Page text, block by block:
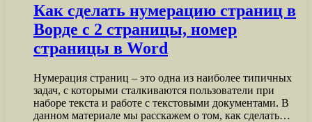
Как сделать нумерацию страниц в
Ворде с 2 страницы, номер
страницы в Word
Нумерация страниц – это одна из наиболее типичных
задач, с которыми сталкиваются пользователи при
наборе текста и работе с текстовыми документами. В
данном материале мы расскажем о том, как сделать…